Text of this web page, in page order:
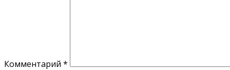
Комментарий *